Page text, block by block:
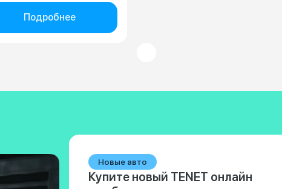
Подробнее
Новые авто
Купите новый TENET онлайн